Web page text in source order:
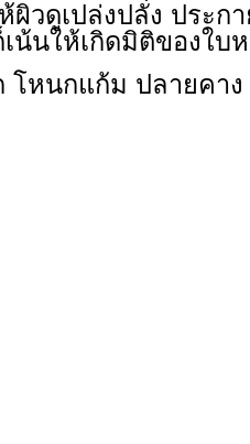
ผิวดูเปล่งปลั่ง ประก
เน้นให้เกิดมิติของใบ
โหนกแก้ม ปลายคา